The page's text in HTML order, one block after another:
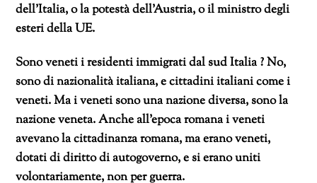
dell’Italia, o la potestà dell’Austria, o il ministro degli
esteri della UE.
Sono veneti i residenti immigrati dal sud Italia ? No,
sono di nazionalità italiana, e cittadini italiani come i
veneti. Ma i veneti sono una nazione diversa, sono la
nazione veneta. Anche all’epoca romana i veneti
avevano la cittadinanza romana, ma erano veneti,
dotati di diritto di autogoverno, e si erano uniti
volontariamente, non per guerra.